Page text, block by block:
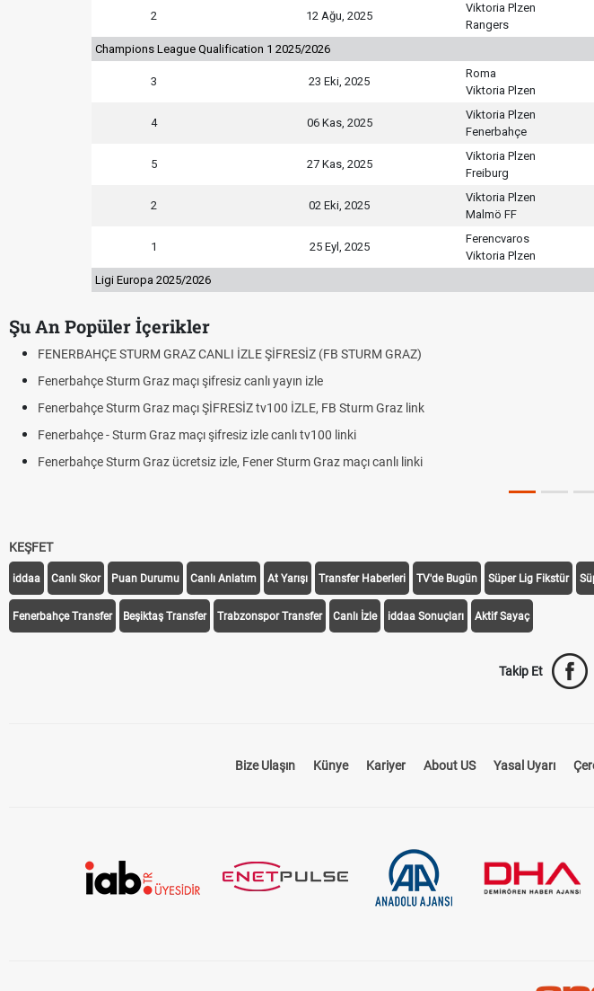
2 12 Ağu, 2025
Viktoria Plzen
Rangers
Champions League Qualification 1 2025/2026
3 23 Eki, 2025
Roma
Viktoria Plzen
4 06 Kas, 2025
Viktoria Plzen
Fenerbahçe
5 27 Kas, 2025
Viktoria Plzen
Freiburg
2 02 Eki, 2025
Viktoria Plzen
Malmö FF
1 25 Eyl, 2025
Ferencvaros
Viktoria Plzen
Ligi Europa 2025/2026
Şu An Popüler İçerikler
FENERBAHÇE STURM GRAZ CANLI İZLE ŞİFRESİZ (FB STURM GRAZ)
Fenerbahçe Sturm Graz maçı şifresiz canlı yayın izle
Fenerbahçe Sturm Graz maçı ŞİFRESİZ tv100 İZLE, FB Sturm Graz link
Fenerbahçe - Sturm Graz maçı şifresiz izle canlı tv100 linki
Fenerbahçe Sturm Graz ücretsiz izle, Fener Sturm Graz maçı canlı linki
KEŞFET
iddaa Canlı Skor Puan Durumu Canlı Anlatım At Yarışı Transfer Haberleri TV'de Bugün Süper Lig Fikstür
Fenerbahçe Transfer Beşiktaş Transfer Trabzonspor Transfer Canlı İzle iddaa Sonuçları Aktif Sayaç
Takip Et
Bize Ulaşın Künye Kariyer About US Yasal Uyarı